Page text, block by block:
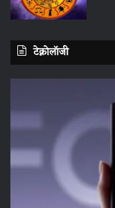
टेक्नोलॉजी